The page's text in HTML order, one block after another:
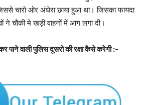
चारो ओर अंधेरा छाया हुआ था। जिसका फायदा
ने चौकी मे खड़ी वाहनों में आग लगा दी।
पाने वाली पुलिस दूसरो की रक्षा कैसे करेगी :-